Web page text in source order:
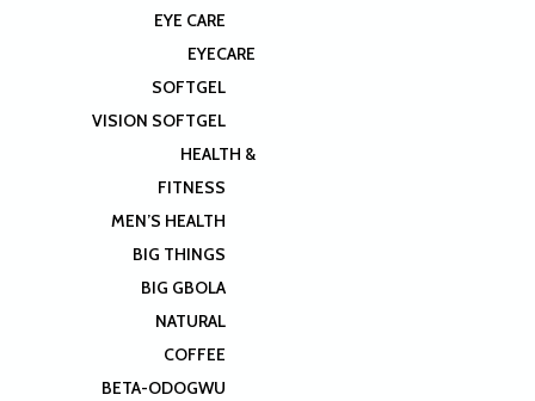
EYE CARE
EYECARE
SOFTGEL
VISION SOFTGEL
HEALTH &
FITNESS
MEN’S HEALTH
BIG THINGS
BIG GBOLA
NATURAL
COFFEE
BETA-ODOGWU